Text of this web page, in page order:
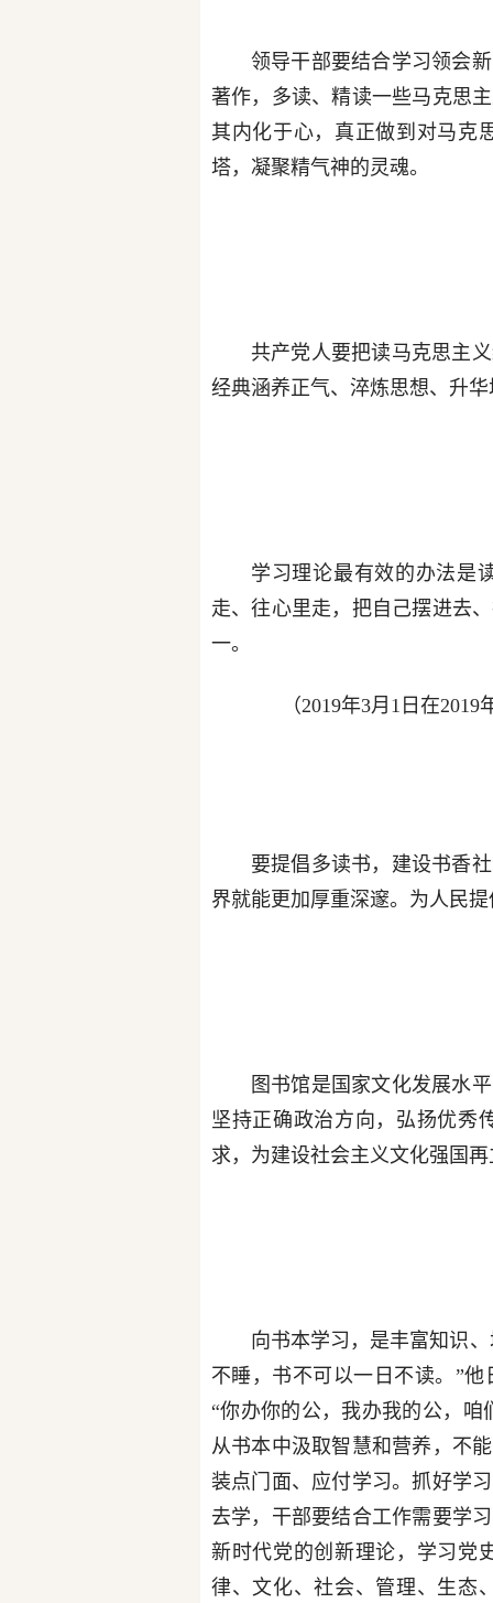
领导干部要结合学习领会
著作，多读、精读一些马克思
其内化于心，真正做到对马克
塔，凝聚精气神的灵魂。
共产党人要把读马克思主
经典涵养正气、淬炼思想、升
学习理论最有效的办法是
走、往心里走，把自己摆进去
一。
（2019年3月1日在
要提倡多读书，建设书香
界就能更加厚重深邃。为人民
图书馆是国家文化发展水
坚持正确政治方向，弘扬优秀
求，为建设社会主义文化强国
向书本学习，是丰富知识
不睡，书不可以一日不读。”
“你办你的公，我办我的公，咱
从书本中汲取智慧和营养，不
装点门面、应付学习。抓好学
去学，干部要结合工作需要学
新时代党的创新理论，学习党
律、文化、社会、管理、生态